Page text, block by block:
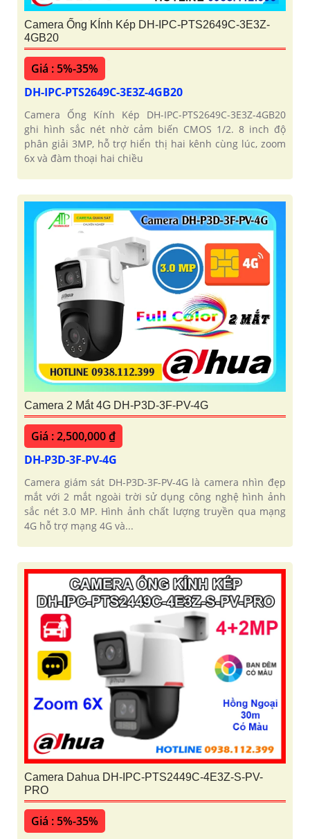
Camera Ống KÍnh Kép DH-IPC-PTS2649C-3E3Z-
4GB20
Giá : 5%-35%
DH-IPC-PTS2649C-3E3Z-4GB20
Camera Ống Kính Kép DH-IPC-PTS2649C-3E3Z-4GB20
ghi hình sắc nét nhờ cảm biến CMOS 1/2. 8 inch độ
phân giải 3MP, hỗ trợ hiển thị hai kênh cùng lúc, zoom
6x và đàm thoại hai chiều
Camera 2 Mắt 4G DH-P3D-3F-PV-4G
Giá : 2,500,000 ₫
DH-P3D-3F-PV-4G
Camera giám sát DH-P3D-3F-PV-4G là camera nhìn đẹp
mắt với 2 mắt ngoài trời sử dụng công nghệ hình ảnh
sắc nét 3.0 MP. Hình ảnh chất lượng truyền qua mạng
4G hỗ trợ mạng 4G và...
Camera Dahua DH-IPC-PTS2449C-4E3Z-S-PV-
PRO
Giá : 5%-35%